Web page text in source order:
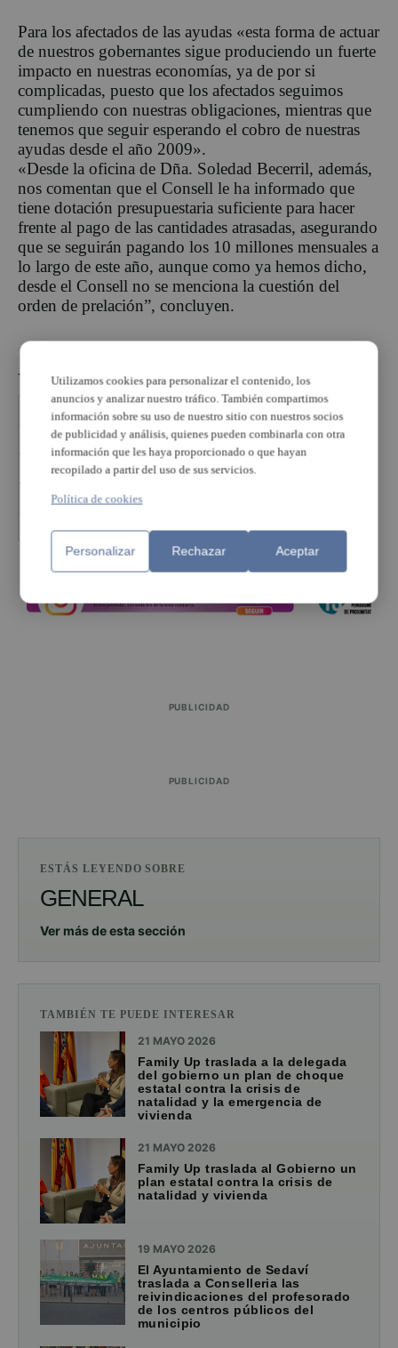
Para los afectados de las ayudas «esta forma de actuar
de nuestros gobernantes sigue produciendo un fuerte
impacto en nuestras economías, ya de por si
complicadas, puesto que los afectados seguimos
cumpliendo con nuestras obligaciones, mientras que
tenemos que seguir esperando el cobro de nuestras
ayudas desde el año 2009».
«Desde la oficina de Dña. Soledad Becerril, además,
nos comentan que el Consell le ha informado que
tiene dotación presupuestaria suficiente para hacer
frente al pago de las cantidades atrasadas, asegurando
que se seguirán pagando los 10 millones mensuales a
lo largo de este año, aunque como ya hemos dicho,
desde el Consell no se menciona la cuestión del
orden de prelación”, concluyen.
TEMAS
Afectados ayudas vivienda Ayudas VPO
conselleria Infraestructuras Defensora del Pueblo
Isabel Bonig
Plataforma Afectados por las Ayudas de la Vivienda
Territorio y Medio Ambiente
PUBLICIDAD
PUBLICIDAD
PUBLICIDAD
ESTÁS LEYENDO SOBRE
GENERAL
Ver más de esta sección
TAMBIÉN TE PUEDE INTERESAR
21 MAYO 2026
Family Up traslada a la delegada
del gobierno un plan de choque
estatal contra la crisis de
natalidad y la emergencia de
vivienda
21 MAYO 2026
Family Up traslada al Gobierno un
plan estatal contra la crisis de
natalidad y vivienda
19 MAYO 2026
El Ayuntamiento de Sedaví
traslada a Conselleria las
reivindicaciones del profesorado
de los centros públicos del
municipio
Utilizamos cookies para personalizar el contenido, los
anuncios y analizar nuestro tráfico. También compartimos
información sobre su uso de nuestro sitio con nuestros socios
de publicidad y análisis, quienes pueden combinarla con otra
información que les haya proporcionado o que hayan
recopilado a partir del uso de sus servicios.
Política de cookies
Personalizar Rechazar Aceptar